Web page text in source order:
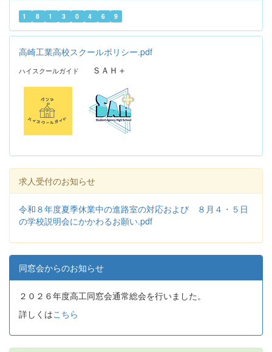
1 8 1 3 0 4 6 9
高崎工業高校スクールポリシー.pdf
ハイスクールガイド ＳＡＨ＋
求人受付のお知らせ
令和８年度夏季休業中の進路室の対応および ８月４・５日
の学校説明会にかかわるお願い.pdf
同窓会からのお知らせ
２０２６年度高工同窓会通常総会を行いました。
詳しくはこちら